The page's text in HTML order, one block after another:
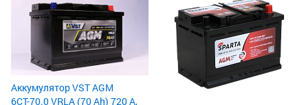
Аккумулятор VST AGM
6СТ-70.0 VRLA (70 Ah) 720 А,